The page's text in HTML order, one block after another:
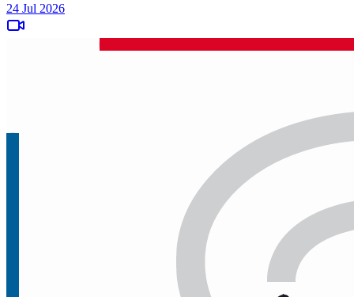
24 Jul 2026